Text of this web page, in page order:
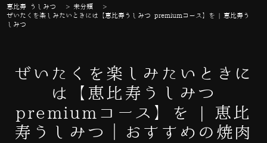
恵比寿 うしみつ >未分類
>
ぜいたくを楽しみたいときには【恵比寿うしみつ premiumコース】を | 恵比寿う
しみつ
ぜいたくを楽しみたいときに
は【恵比寿うしみつ
premiumコース】を | 恵比
寿うしみつ｜おすすめの焼肉